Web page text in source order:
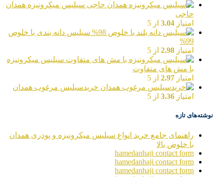
سیلیس میکرونیزه همدان
حاجی
امتیاز 3.04 از 5
سیلیس دانه بندی با خلوص
99%
امتیاز 2.98 از 5
سیلیس میکرونیزه
با مش های متفاوت
امتیاز 2.97 از 5
خریدسیلیس مرغوب همدان
امتیاز 3.36 از 5
نوشته‌های تازه
راهنمای جامع خرید انواع سیلیس میکرونیزه و پودری همدان
با خلوص بالا
hamedanhaji contact form
hamedanhaji contact form
hamedanhaji contact form